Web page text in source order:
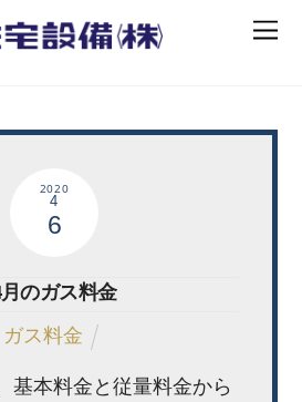
2020
4
6
のガス料金
ガス料金
基本料金と従量料金から